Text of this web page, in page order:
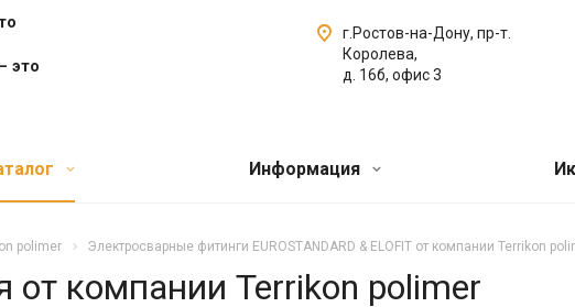
это
г.Ростов-на-Дону, пр-т.
Королева,
д. 16б, офис 3
Информация
polimer Электросварные фитинги EUROSTANDARD & ELOFIT от компании Terrikon
от компании Terrikon polimer